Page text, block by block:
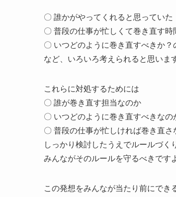
〇 誰かがやってくれると思っていた
〇 普段の仕事が忙しくて巻き直す時
〇 いつどのように巻き直すべきか？
など、いろいろ考えられると思いま
これらに対処するためには
〇 誰が巻き直す担当なのか
〇 いつどのように巻き直すべきなの
〇 普段の仕事が忙しければ巻き直さ
しっかり検討したうえでルールづく
みんながそのルールを守るべきです
この発想をみんなが当たり前にでき